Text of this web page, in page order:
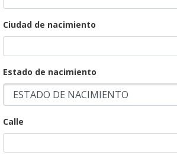
Ciudad de nacimiento
Estado de nacimiento
Calle